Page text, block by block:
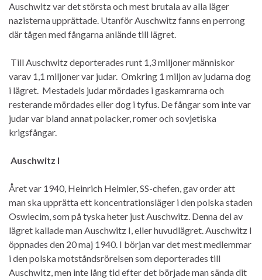
Auschwitz var det största och mest brutala av alla läger
nazisterna upprättade. Utanför Auschwitz fanns en perrong
där tågen med fångarna anlände till lägret.
Till Auschwitz deporterades runt 1,3 miljoner människor
varav 1,1 miljoner var judar. Omkring 1 miljon av judarna dog
i lägret. Mestadels judar mördades i gaskamrarna och
resterande mördades eller dog i tyfus. De fångar som inte var
judar var bland annat polacker, romer och sovjetiska
krigsfångar.
Auschwitz I
Året var 1940, Heinrich Heimler, SS-chefen, gav order att
man ska upprätta ett koncentrationsläger i den polska staden
Oswiecim, som på tyska heter just Auschwitz. Denna del av
lägret kallade man Auschwitz I, eller huvudlägret. Auschwitz I
öppnades den 20 maj 1940. I början var det mest medlemmar
i den polska motståndsrörelsen som deporterades till
Auschwitz, men inte lång tid efter det började man sända dit